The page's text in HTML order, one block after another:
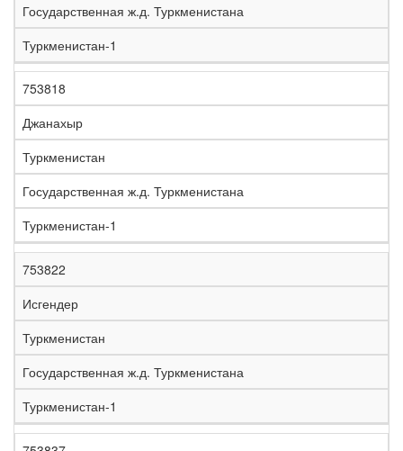
Государственная ж.д. Туркменистана
Туркменистан-1
753818
Джанахыр
Туркменистан
Государственная ж.д. Туркменистана
Туркменистан-1
753822
Исгендер
Туркменистан
Государственная ж.д. Туркменистана
Туркменистан-1